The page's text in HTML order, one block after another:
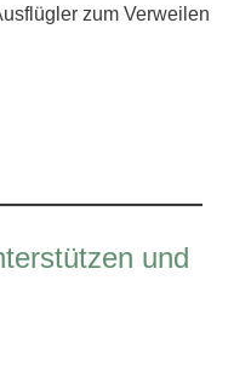
zum Verweilen
und